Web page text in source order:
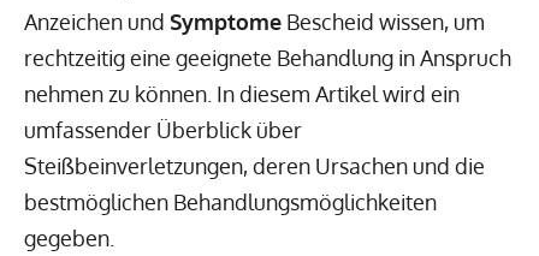
Anzeichen und Symptome Bescheid wissen, um
rechtzeitig eine geeignete Behandlung in Anspruch
nehmen zu können. In diesem Artikel wird ein
umfassender Überblick über
Steißbeinverletzungen, deren Ursachen und die
bestmöglichen Behandlungsmöglichkeiten
gegeben.